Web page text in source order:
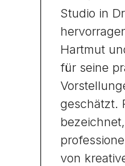
Studio in
Hartmut
für seine
geschätzt.
von